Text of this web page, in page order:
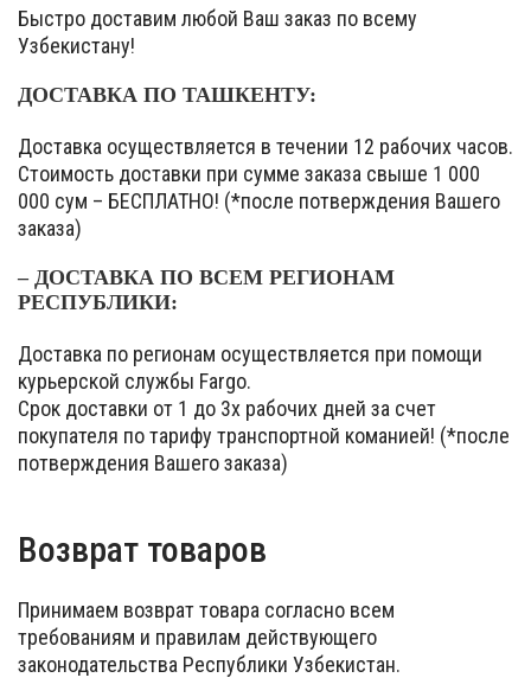
Быстро доставим любой Ваш заказ по всему
Узбекистану!
ДОСТАВКА ПО ТАШКЕНТУ:
Доставка осуществляется в течении 12 рабочих часов.
Стоимость доставки при сумме заказа свыше 1 000
000 сум – БЕСПЛАТНО! (*после потверждения Вашего
заказа)
– ДОСТАВКА ПО ВСЕМ РЕГИОНАМ
РЕСПУБЛИКИ:
Доставка по регионам осуществляется при помощи
курьерской службы Fargo.
Срок доставки от 1 до 3х рабочих дней за счет
покупателя по тарифу транспортной команией! (*после
потверждения Вашего заказа)
Возврат товаров
Принимаем возврат товара согласно всем
требованиям и правилам действующего
законодательства Республики Узбекистан.